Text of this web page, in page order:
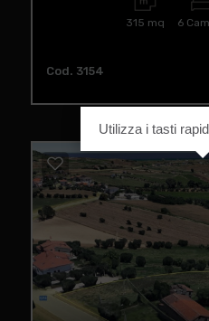
315 mq 6
Cod. 3154
Utilizza i tasti